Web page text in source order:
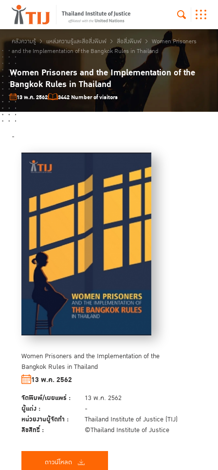
คลังความรู้ แหล่งความรู้และสื่อสิ่งพิมพ์ สื่อสิ่งพิมพ์
Women Prisoners
and the Implementation of the Bangkok Rules in Thailand
Women Prisoners and the Implementation of the
Bangkok Rules in Thailand
13 พ.ค. 2562 3442 Number of visitors
-
Women Prisoners and the Implementation of the
Bangkok Rules in Thailand
13 พ.ค. 2562
จัดพิมพ์/เผยแพร่ : 13 พ.ค. 2562
ผู้แต่ง : -
หน่วยงานผู้จัดทำ : Thailand Institute of Justice (TIJ)
ลิขสิทธิ์ : ©Thailand Institute of Justice
ดาวน์โหลด